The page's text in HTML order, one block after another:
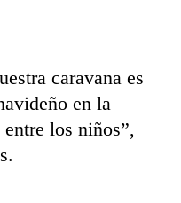
caravana es
en la
los niños”,